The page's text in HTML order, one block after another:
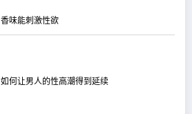
香味能刺激性欲
如何让男人的性高潮得到延续